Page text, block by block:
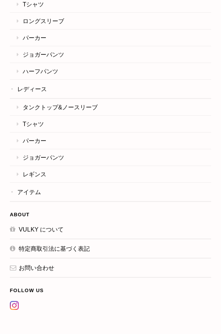
Tシャツ
ロングスリーブ
パーカー
ジョガーパンツ
ハーフパンツ
レディース
タンクトップ&ノースリーブ
Tシャツ
パーカー
ジョガーパンツ
レギンス
アイテム
ABOUT
VULKY について
特定商取引法に基づく表記
お問い合わせ
FOLLOW US